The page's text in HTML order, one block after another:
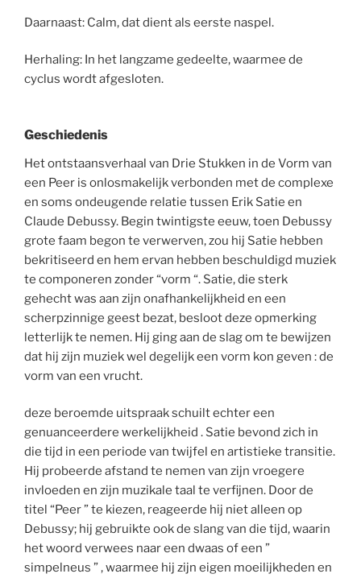
Daarnaast: Calm, dat dient als eerste naspel.
Herhaling: In het langzame gedeelte, waarmee de
cyclus wordt afgesloten.
Geschiedenis
Het ontstaansverhaal van Drie Stukken in de Vorm van
een Peer is onlosmakelijk verbonden met de complexe
en soms ondeugende relatie tussen Erik Satie en
Claude Debussy. Begin twintigste eeuw, toen Debussy
grote faam begon te verwerven, zou hij Satie hebben
bekritiseerd en hem ervan hebben beschuldigd muziek
te componeren zonder “vorm “. Satie, die sterk
gehecht was aan zijn onafhankelijkheid en een
scherpzinnige geest bezat, besloot deze opmerking
letterlijk te nemen. Hij ging aan de slag om te bewijzen
dat hij zijn muziek wel degelijk een vorm kon geven : de
vorm van een vrucht.
deze beroemde uitspraak schuilt echter een
genuanceerdere werkelijkheid . Satie bevond zich in
die tijd in een periode van twijfel en artistieke transitie.
Hij probeerde afstand te nemen van zijn vroegere
invloeden en zijn muzikale taal te verfijnen. Door de
titel “Peer ” te kiezen, reageerde hij niet alleen op
Debussy; hij gebruikte ook de slang van die tijd, waarin
het woord verwees naar een dwaas of een ”
simpelneus ” , waarmee hij zijn eigen moeilijkheden en